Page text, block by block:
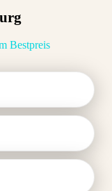
Bestpreis